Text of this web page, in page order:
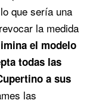
que sería una
la medida
el modelo
todas las
a sus
las